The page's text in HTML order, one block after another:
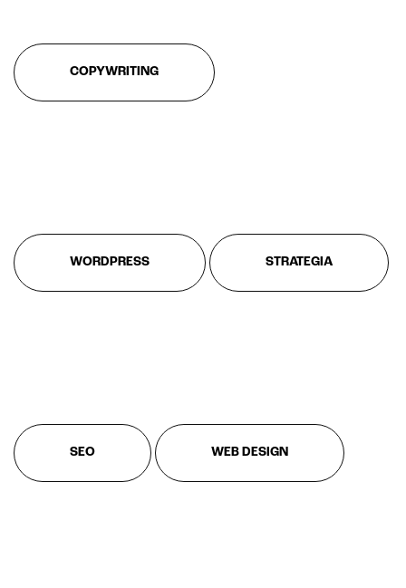
E-commerce management
Marketplace integration
COPYWRITING
WORDPRESS STRATEGIA
SEO WEB DESIGN